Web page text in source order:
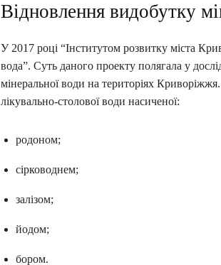
Відновлення видобутку
У 2017 році “Інститутом розвитку міста
вода”. Суть даного проекту полягала у
мінеральної води на територіях
лікувально-столової води насиченої:
родоном;
сірководнем;
залізом;
йодом;
бором.